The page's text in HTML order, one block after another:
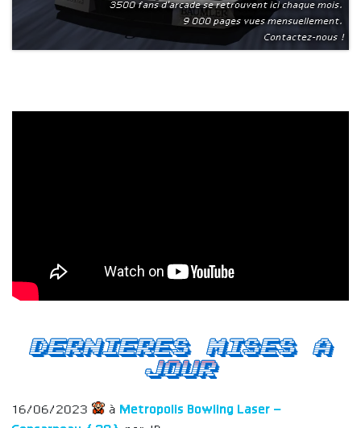
3500 fans d'arcade se retrouvent ici chaque mois.
9 000 pages vues mensuellement.
Contactez-nous !
Dernieres mises a
jour
16/06/2023 à Metropolis Bowling Laser –